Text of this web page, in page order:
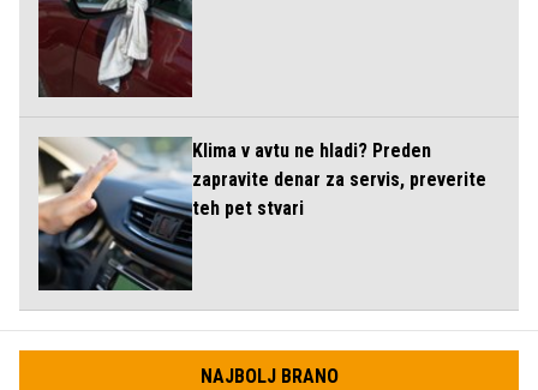
Klima v avtu ne hladi? Preden
zapravite denar za servis, preverite
teh pet stvari
NAJBOLJ BRANO